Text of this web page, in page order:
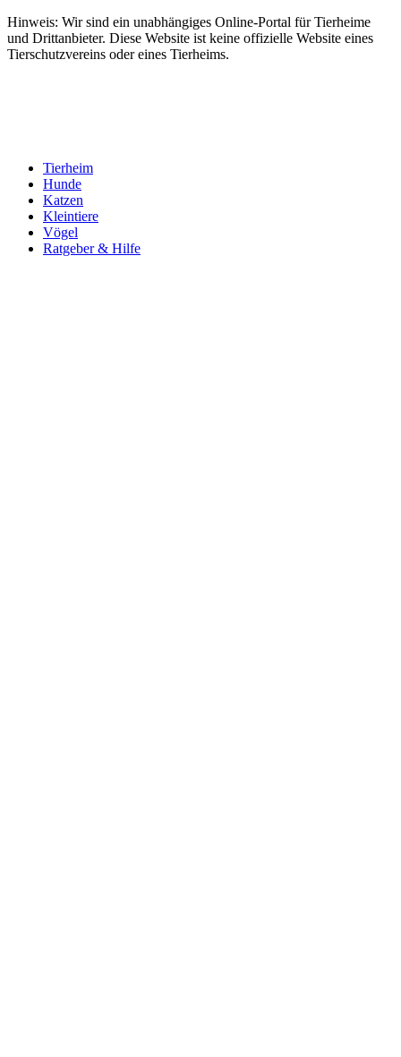
Hinweis: Wir sind ein unabhängiges Online-Portal für Tierheime
und Drittanbieter. Diese Website ist keine offizielle Website eines
Tierschutzvereins oder eines Tierheims.
Tierheim
Hunde
Katzen
Kleintiere
Vögel
Ratgeber & Hilfe